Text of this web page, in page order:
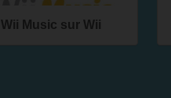
Wii Music sur Wii